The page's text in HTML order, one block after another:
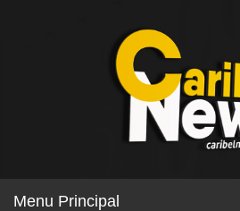
Menu Principal